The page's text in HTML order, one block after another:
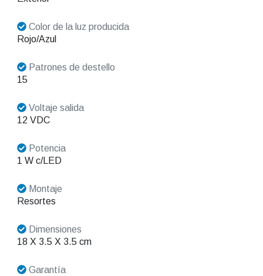
Color de la luz producida
Rojo/Azul
Patrones de destello
15
Voltaje salida
12 VDC
Potencia
1 W c/LED
Montaje
Resortes
Dimensiones
18 X 3.5 X 3.5 cm
Garantía